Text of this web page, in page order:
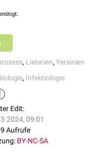
, Listerien, Yersinien
, Infektiologie
Edit:
09:01
Aufrufe
BY-NC-SA